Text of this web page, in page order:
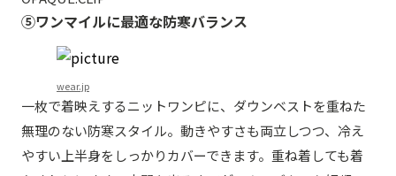
⑤ワンマイルに最適な防寒バランス
wear.jp
一枚で着映えするニットワンピに、ダウンベストを重ねた
無理のない防寒スタイル。動きやすさも両立しつつ、冷え
やすい上半身をしっかりカバーできます。重ね着しても着